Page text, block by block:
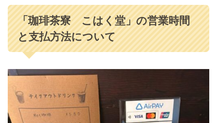
「珈琲茶寮 こはく堂」の営業時間
と支払方法について